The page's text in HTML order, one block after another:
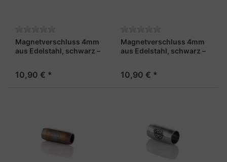
Magnetverschluss 4mm
aus Edelstahl, schwarz –
10,90 € *
Magnetverschluss 4mm
aus Edelstahl, schwarz –
10,90 € *